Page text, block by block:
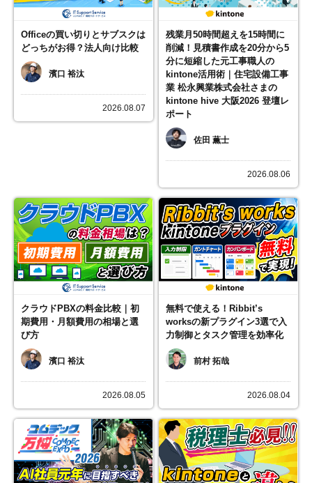
Officeの買い切りとサブスクは
どっちがお得？法人向け比較
濱口 裕汰
2026.08.07
残業月50時間超えを15時間に
削減！見積書作成を20分から5
分に短縮した元工事職人の
kintone活用術｜住宅設備工事
業 松永興業株式会社さまの
kintone hive 大阪2026 登壇レ
ポート
佐田 薫士
2026.08.06
クラウドPBXの料金比較｜初
期費用・月額費用の相場と選
び方
濱口 裕汰
2026.08.05
無料で使える！Ribbit’s
worksの新プラグイン3選で入
力制御とタスク管理を効率化
前村 拓哉
2026.08.04